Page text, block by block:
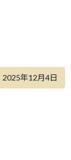
2025年12月4日